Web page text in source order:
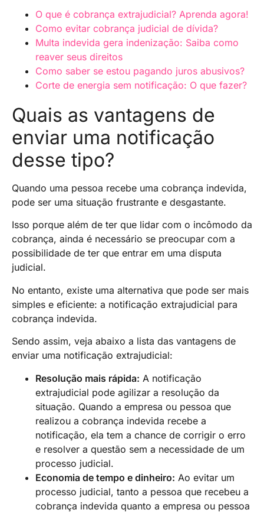
O que é cobrança extrajudicial? Aprenda agora!
Como evitar cobrança judicial de dívida?
Multa indevida gera indenização: Saiba como
reaver seus direitos
Como saber se estou pagando juros abusivos?
Corte de energia sem notificação: O que fazer?
Quais as vantagens de
enviar uma notificação
desse tipo?
Quando uma pessoa recebe uma cobrança indevida,
pode ser uma situação frustrante e desgastante.
Isso porque além de ter que lidar com o incômodo da
cobrança, ainda é necessário se preocupar com a
possibilidade de ter que entrar em uma disputa
judicial.
No entanto, existe uma alternativa que pode ser mais
simples e eficiente: a notificação extrajudicial para
cobrança indevida.
Sendo assim, veja abaixo a lista das vantagens de
enviar uma notificação extrajudicial:
Resolução mais rápida: A notificação
extrajudicial pode agilizar a resolução da
situação. Quando a empresa ou pessoa que
realizou a cobrança indevida recebe a
notificação, ela tem a chance de corrigir o erro
e resolver a questão sem a necessidade de um
processo judicial.
Economia de tempo e dinheiro: Ao evitar um
processo judicial, tanto a pessoa que recebeu a
cobrança indevida quanto a empresa ou pessoa